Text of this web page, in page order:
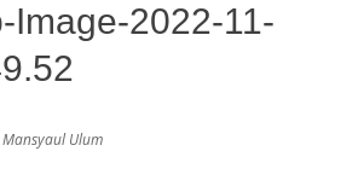
Image-2022-11-
Mansyaul Ulum